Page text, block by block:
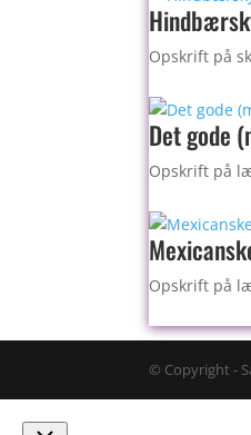
Opskrift på
Det gode
Opskrift på
Opskrift på
© Copyright -